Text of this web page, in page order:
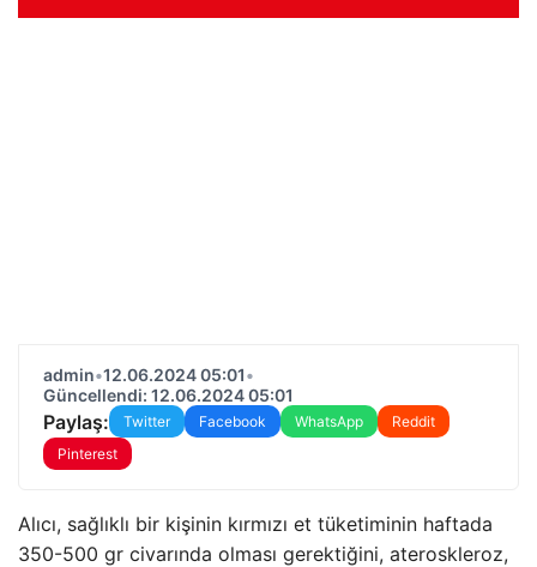
admin•12.06.2024 05:01•
Güncellendi: 12.06.2024 05:01
Paylaş: Twitter Facebook WhatsApp
Reddit
Pinterest
Alıcı, sağlıklı bir kişinin kırmızı et tüketiminin haftada
350-500 gr civarında olması gerektiğini, ateroskleroz,